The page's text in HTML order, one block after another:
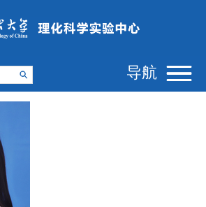
导航